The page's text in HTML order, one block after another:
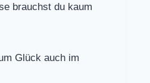
brauchst du kaum
Glück auch im